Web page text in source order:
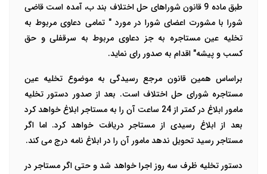
طبق ماده 9 قانون شوراهای حل اختلاف بند ب، آمده است قاضی
شورا با مشورت اعضای شورا در مورد " تمامی‌ دعاوی مربوط به
تخلیه عین مستاجره به جز دعاوی مربوط به سرقفلی و حق
کسب و پیشه" اقدام به صدور رای نماید.
براساس همین قانون مرجع رسیدگی به موضوع تخلیه عین
مستاجره شورای حل اختلاف است. بعد از صدور دستور تخلیه
مامور ابلاغ در کمتر از 24 ساعت آن را به مستاجر ابلاغ خواهد کرد
بعد از ابلاغ رسیدی از مستاجر دریافت خواهد کرد. اما اگر
مستاجر رسید تحویل ندهد مامور آن را در ابلاغ نامه درج می کند.
دستور تخلیه ظرف سه روز اجرا خواهد شد و حتی اگر مستاجر در